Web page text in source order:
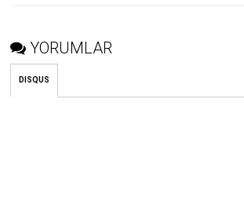
YORUMLAR
DISQUS